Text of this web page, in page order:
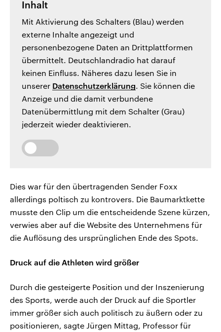
Inhalt
Mit Aktivierung des Schalters (Blau) werden
externe Inhalte angezeigt und
personenbezogene Daten an Drittplattformen
übermittelt. Deutschlandradio hat darauf
keinen Einfluss. Näheres dazu lesen Sie in
unserer Datenschutzerklärung. Sie können die
Anzeige und die damit verbundene
Datenübermittlung mit dem Schalter (Grau)
jederzeit wieder deaktivieren.
Dies war für den übertragenden Sender Foxx
allerdings poltisch zu kontrovers. Die Baumarktkette
musste den Clip um die entscheidende Szene kürzen,
verwies aber auf die Website des Unternehmens für
die Auflösung des ursprünglichen Ende des Spots.
Druck auf die Athleten wird größer
Durch die gesteigerte Position und der Inszenierung
des Sports, werde auch der Druck auf die Sportler
immer größer sich auch politisch zu äußern oder zu
positionieren, sagte Jürgen Mittag, Professor für